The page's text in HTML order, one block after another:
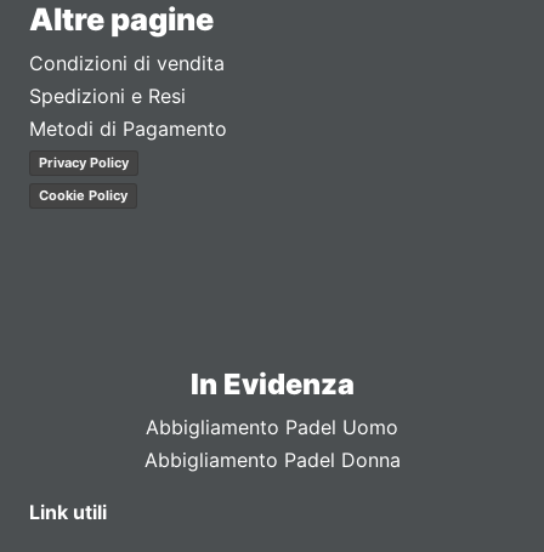
Altre pagine
Condizioni di vendita
Spedizioni e Resi
Metodi di Pagamento
Privacy Policy
Cookie Policy
In Evidenza
Abbigliamento Padel Uomo
Abbigliamento Padel Donna
Link utili